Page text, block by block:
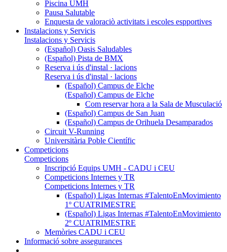
Piscina UMH
Pausa Salutable
Enquesta de valoraciò activitats i escoles espportives
Instalacions y Servicis
Instalacions y Servicis
(Español) Oasis Saludables
(Español) Pista de BMX
Reserva i ús d'instal · lacions
Reserva i ús d'instal · lacions
(Español) Campus de Elche
(Español) Campus de Elche
Com reservar hora a la Sala de Musculació
(Español) Campus de San Juan
(Español) Campus de Orihuela Desamparados
Circuit V-Running
Universitària Poble Científic
Competicions
Competicions
Inscripció Equips UMH - CADU i CEU
Competicions Internes y TR
Competicions Internes y TR
(Español) Ligas Internas #TalentoEnMovimiento
1º CUATRIMESTRE
(Español) Ligas Internas #TalentoEnMovimiento
2º CUATRIMESTRE
Memòries CADU i CEU
Informació sobre assegurances